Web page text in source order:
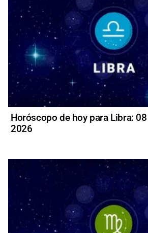
Horóscopo de hoy para Libra:
2026